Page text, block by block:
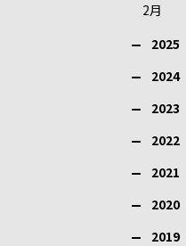
2月
2025
2024
2023
2022
2021
2020
2019